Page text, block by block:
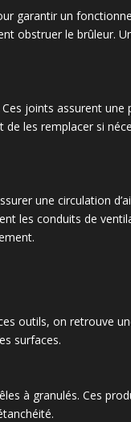
garantir un
obstruer le brûleur.
joints assurent une
les remplacer si
une circulation
les conduits de
outils, on retrouve
surfaces.
à granulés. Ces